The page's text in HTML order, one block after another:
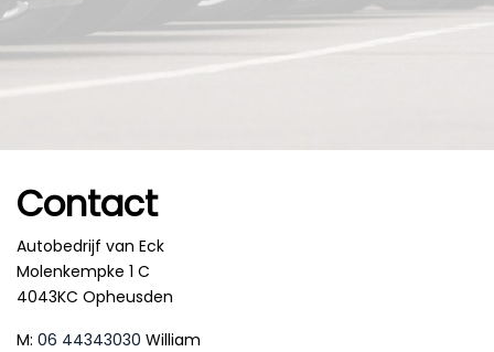
Contact
Autobedrijf van Eck
Molenkempke 1 C
4043KC Opheusden
M: 06 44343030 William